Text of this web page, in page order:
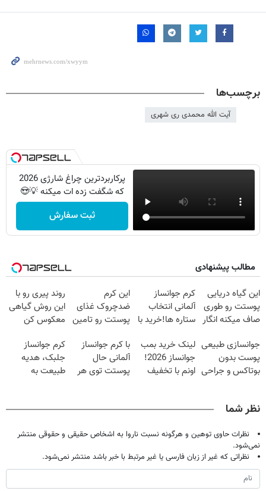
برچسب‌ها
آیت الله محمدی ری شهری
پرکاربردترین چراغ شارژی 2026
که شگفت زده ات میکنه 💡😍
ثبت سفارش
مطالب پیشنهادی
این گیاه دریایی
پوستت رو طوری
صاف میکنه انگار
شدی🔥
کرم جوانساز
آلمانی انتخاب
ستاره ها!خرید با
این کرم
ضدچروک غذای
پوستت رو تامین
40%تخفیف)
روند پیری رو با
این روش گیاهی
معکوس کن
جوانسازی طبیعی
پوست بدون
بوتاکس و جراحی
لینک خرید بمب
جوانساز 2026!
اونم با تخفیف
با کرم جوانساز
آلمانی حال
پوستت توی هر
کرم جوانساز
جلبک، هدیه
طبیعت به
نظر شما
نظرات حاوی توهین و هرگونه نسبت ناروا به اشخاص حقیقی و حقوقی منتشر
نمی‌شود.
نظراتی که غیر از زبان فارسی یا غیر مرتبط با خبر باشد منتشر نمی‌شود.